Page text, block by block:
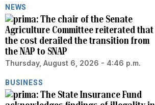
NEWS
The chair of the Senate
Agriculture Committee reiterated that
the cost derailed the transition from
the NAP to SNAP
Thursday, August 6, 2026 - 4:46 p.m.
BUSINESS
The State Insurance Fund